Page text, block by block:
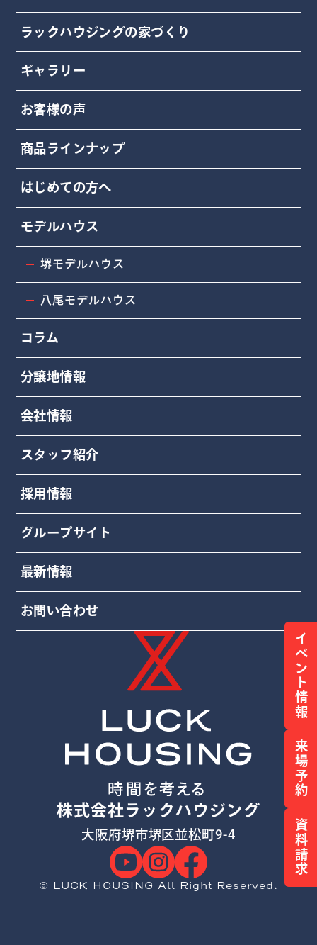
イベント情報
来場予約
資料請求
ラックハウジングの家づくり
ギャラリー
お客様の声
商品ラインナップ
はじめての方へ
モデルハウス
堺モデルハウス
八尾モデルハウス
コラム
分譲地情報
会社情報
スタッフ紹介
採用情報
グループサイト
最新情報
お問い合わせ
株式会社ラックハウジング
大阪府堺市堺区並松町9-4
© LUCK HOUSING All Right Reserved.